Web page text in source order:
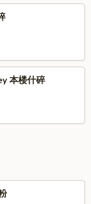
本楼什碎